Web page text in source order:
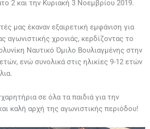
2 και την Κυριακή 3 Νοεμβρίου 2019.
μας έκαναν εξαιρετική εμφάνιση για
αγωνιστικής χρονιάς, κερδίζοντας το
Ναυτικό Όμιλο Βουλιαγμένης στην
ενώ συνολικά στις ηλικίες 9-12 ετών
σε όλα τα παιδιά για την
καλή αρχή της αγωνιστικής περιόδου!